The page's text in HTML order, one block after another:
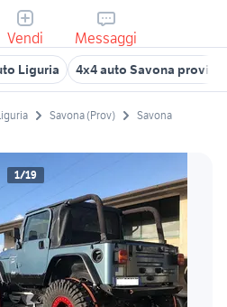
Vendi Messaggi
Liguria 4x4 auto Savona
Savona (Prov) Savona
1/19